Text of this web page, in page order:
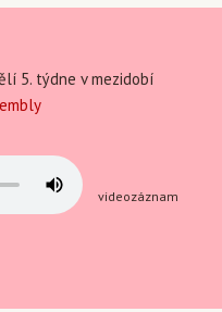
5. týdne v mezidobí
videozáznam